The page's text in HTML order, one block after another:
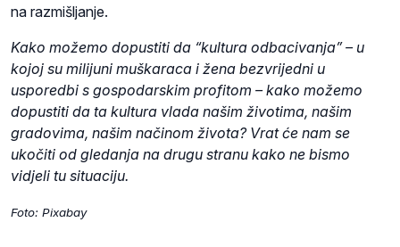
na razmišljanje.
Kako možemo dopustiti da “kultura odbacivanja” – u
kojoj su milijuni muškaraca i žena bezvrijedni u
usporedbi s gospodarskim profitom – kako možemo
dopustiti da ta kultura vlada našim životima, našim
gradovima, našim načinom života? Vrat će nam se
ukočiti od gledanja na drugu stranu kako ne bismo
vidjeli tu situaciju.
Foto: Pixabay